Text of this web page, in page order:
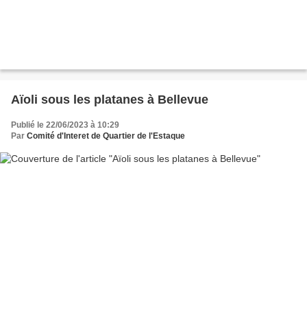
Aïoli sous les platanes à Bellevue
Publié le 22/06/2023 à 10:29
Par Comité d'Interet de Quartier de l'Estaque